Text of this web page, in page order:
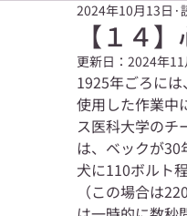
【１４
2024年10月13日
更新日： 2024年11
1925年ごろに
使用した作業中
ス医科大学のチ
は、ベックが30
犬に110ボルト
（この場合は